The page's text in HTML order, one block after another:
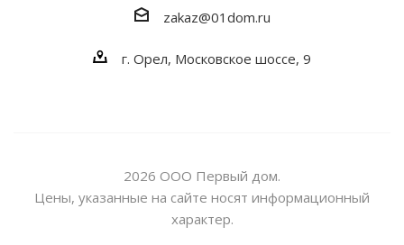
zakaz@01dom.ru
г. Орел, Московское шоссе, 9
2026 ООО Первый дом.
Цены, указанные на сайте носят информационный
характер.